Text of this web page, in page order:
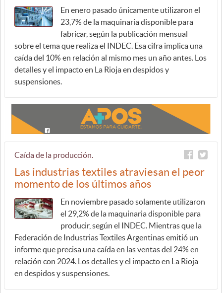
En enero pasado únicamente utilizaron el
23,7% de la maquinaria disponible para
fabricar, según la publicación mensual
sobre el tema que realiza el INDEC. Esa cifra implica una
caída del 10% en relación al mismo mes un año antes. Los
detalles y el impacto en La Rioja en despidos y
suspensiones.
Caída de la producción.
Las industrias textiles atraviesan el peor
momento de los últimos años
En noviembre pasado solamente utilizaron
el 29,2% de la maquinaria disponible para
producir, según el INDEC. Mientras que la
Federación de Industrias Textiles Argentinas emitió un
informe que precisa una caída en las ventas del 24% en
relación con 2024. Los detalles y el impacto en La Rioja
en despidos y suspensiones.